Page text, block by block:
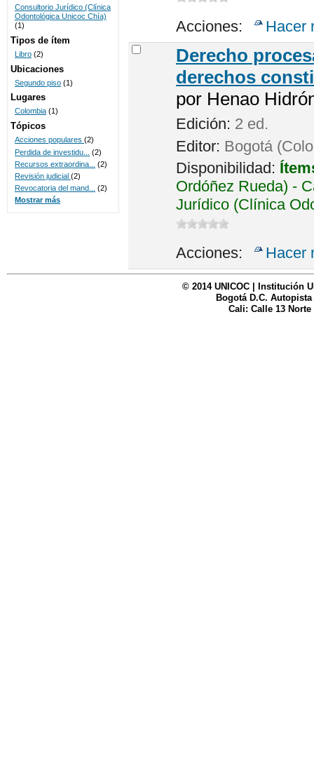
Acciones: Hacer
Derecho
derechos
por Henao
Edición: 2 ed.
Editor: Bogotá
Disponibilidad:
Ordóñez Rueda) -
Jurídico (Clínica
Acciones: Hacer
Consultorio Jurídico (Clínica
Odontológica Unicoc Chía)
(1)
Tipos de ítem
Libro (2)
Ubicaciones
Segundo piso (1)
Lugares
Colombia (1)
Tópicos
Acciones populares (2)
Perdida de investidu...
(2)
Recursos extraordina...
(2)
Revisión judicial (2)
Revocatoria del mand...
(2)
Mostrar más
© 2014 UNICOC | Institución
Bogotá D.C. Autopista
Cali: Calle 13 Norte